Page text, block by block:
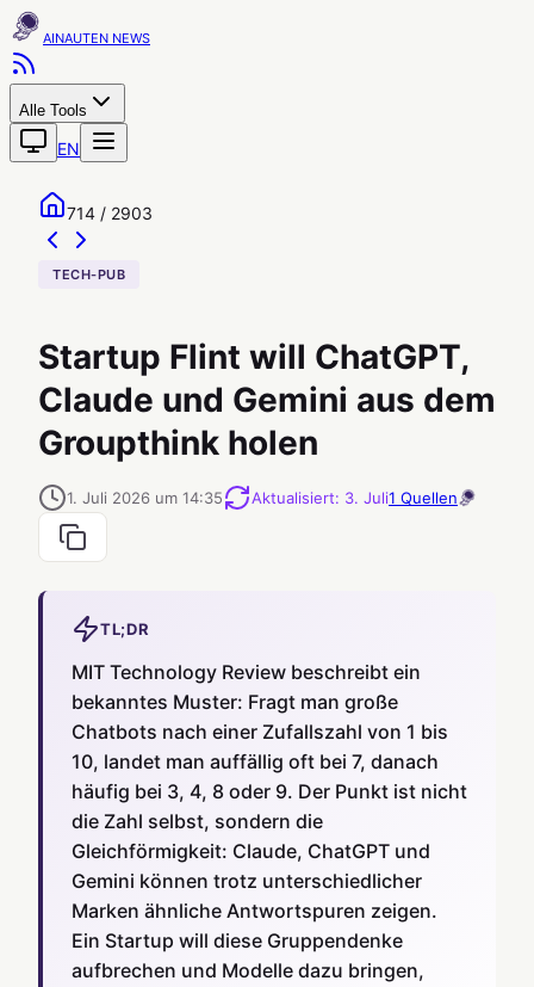
AINAUTEN
Alle Tools
EN
714 / 2903
TECH-PUB
Startup Flint will ChatGPT,
Claude und Gemini aus dem
Groupthink holen
1. Juli 2026 um 14:35 Aktualisiert: 3. Juli1 Quellen
TL;DR
MIT Technology Review beschreibt ein
bekanntes Muster: Fragt man große
Chatbots nach einer Zufallszahl von 1 bis
10, landet man auffällig oft bei 7, danach
häufig bei 3, 4, 8 oder 9. Der Punkt ist nicht
die Zahl selbst, sondern die
Gleichförmigkeit: Claude, ChatGPT und
Gemini können trotz unterschiedlicher
Marken ähnliche Antwortspuren zeigen.
Ein Startup will diese Gruppendenke
aufbrechen und Modelle dazu bringen,